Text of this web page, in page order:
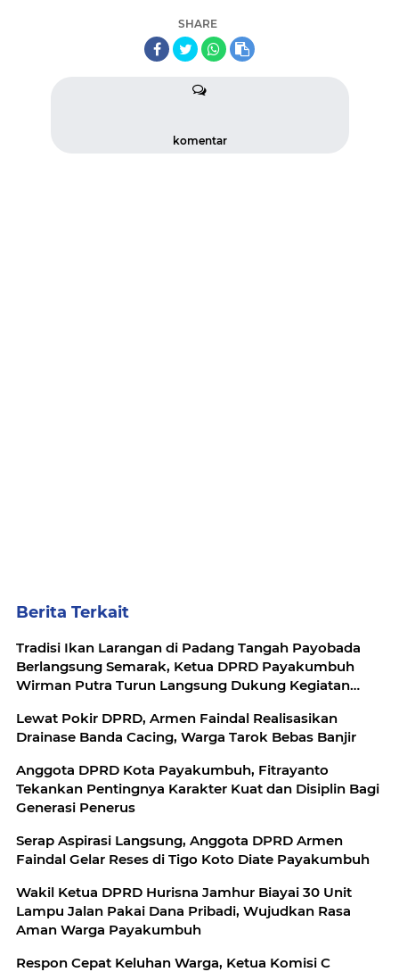
SHARE
komentar
Berita Terkait
Tradisi Ikan Larangan di Padang Tangah Payobada
Berlangsung Semarak, Ketua DPRD Payakumbuh
Wirman Putra Turun Langsung Dukung Kegiatan
Lewat Pokir DPRD, Armen Faindal Realisasikan
Drainase Banda Cacing, Warga Tarok Bebas Banjir
Anggota DPRD Kota Payakumbuh, Fitrayanto
Tekankan Pentingnya Karakter Kuat dan Disiplin Bagi
Generasi Penerus
Serap Aspirasi Langsung, Anggota DPRD Armen
Faindal Gelar Reses di Tigo Koto Diate Payakumbuh
Wakil Ketua DPRD Hurisna Jamhur Biayai 30 Unit
Lampu Jalan Pakai Dana Pribadi, Wujudkan Rasa
Aman Warga Payakumbuh
Respon Cepat Keluhan Warga, Ketua Komisi C